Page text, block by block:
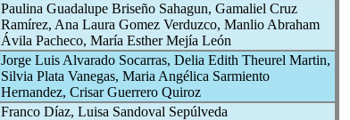
Paulina Guadalupe Briseño Sahagun, Gamaliel Cruz
Ramírez, Ana Laura Gomez Verduzco, Manlio Abraham
Ávila Pacheco, María Esther Mejía León
Jorge Luis Alvarado Socarras, Delia Edith Theurel Martin,
Silvia Plata Vanegas, Maria Angélica Sarmiento
Hernandez, Crisar Guerrero Quiroz
Franco Díaz, Luisa Sandoval Sepúlveda